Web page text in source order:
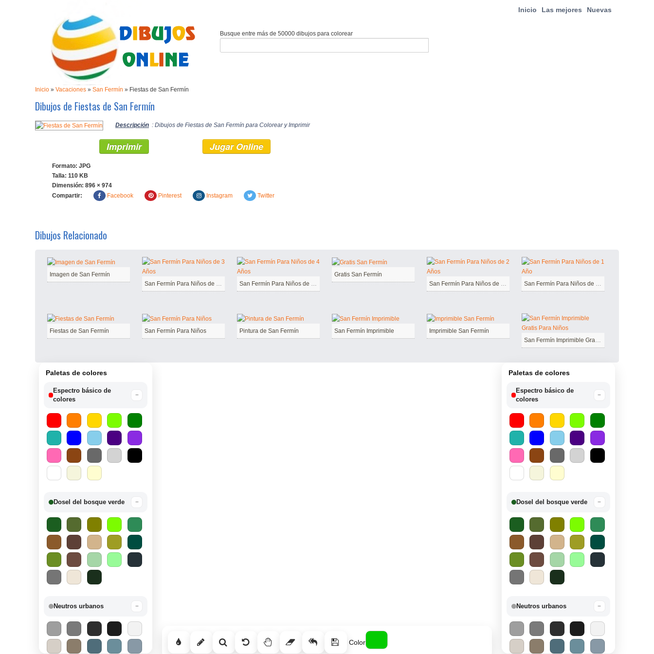
Inicio Las mejores Nuevas
Busque entre más de 50000 dibujos para colorear
Inicio » Vacaciones » San Fermín » Fiestas de San Fermín
Dibujos de Fiestas de San Fermín
Descripción : Dibujos de Fiestas de San Fermín para Colorear y Imprimir
Imprimir Jugar Online
Formato: JPG
Talla: 110 KB
Dimensión: 896 × 974
Compartir:
Facebook Pinterest Instagram Twitter
Dibujos Relacionado
Imagen de San Fermín
San Fermín Para Niños de 3 Años
San Fermín Para Niños de 4 Años
Gratis San Fermín
San Fermín Para Niños de 2 Años
San Fermín Para Niños de 1 Año
Fiestas de San Fermín San Fermín Para Niños Pintura de San Fermín San Fermín Imprimible
Imprimible San Fermín
San Fermín Imprimible Gratis Para Niños
Paletas de colores
Espectro básico de
colores
−
Dosel del bosque verde −
Neutros urbanos −
Color
Paletas de colores
Espectro básico de
colores
−
Dosel del bosque verde −
Neutros urbanos −